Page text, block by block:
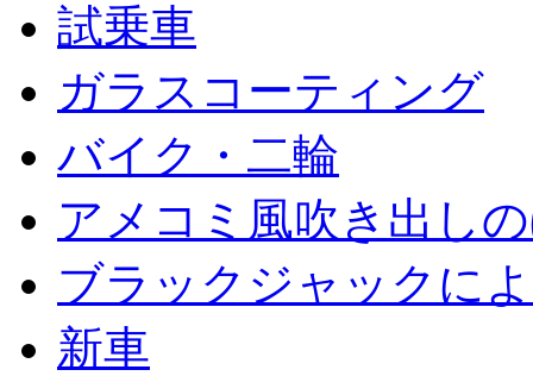
試乗車
ガラスコーティング
バイク・二輪
アメコミ風吹き出し
ブラックジャックに
新車